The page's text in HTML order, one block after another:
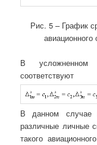
Рис. 5 – График
В усложненном
В данном случае
различные личные
такого